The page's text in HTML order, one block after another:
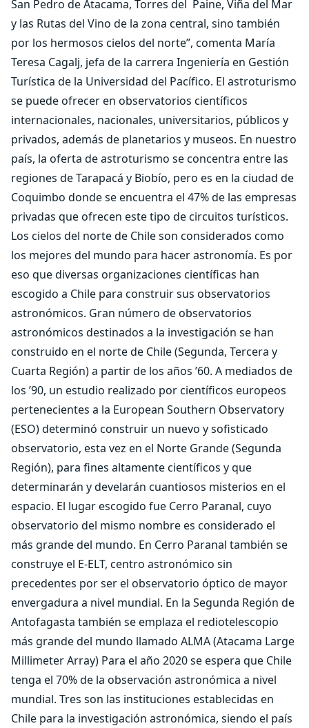
San Pedro de Atacama, Torres del Paine, Viña del Mar
y las Rutas del Vino de la zona central, sino también
por los hermosos cielos del norte”, comenta María
Teresa Cagalj, jefa de la carrera Ingeniería en Gestión
Turística de la Universidad del Pacífico. El astroturismo
se puede ofrecer en observatorios científicos
internacionales, nacionales, universitarios, públicos y
privados, además de planetarios y museos. En nuestro
país, la oferta de astroturismo se concentra entre las
regiones de Tarapacá y Biobío, pero es en la ciudad de
Coquimbo donde se encuentra el 47% de las empresas
privadas que ofrecen este tipo de circuitos turísticos.
Los cielos del norte de Chile son considerados como
los mejores del mundo para hacer astronomía. Es por
eso que diversas organizaciones científicas han
escogido a Chile para construir sus observatorios
astronómicos. Gran número de observatorios
astronómicos destinados a la investigación se han
construido en el norte de Chile (Segunda, Tercera y
Cuarta Región) a partir de los años ’60. A mediados de
los ’90, un estudio realizado por científicos europeos
pertenecientes a la European Southern Observatory
(ESO) determinó construir un nuevo y sofisticado
observatorio, esta vez en el Norte Grande (Segunda
Región), para fines altamente científicos y que
determinarán y develarán cuantiosos misterios en el
espacio. El lugar escogido fue Cerro Paranal, cuyo
observatorio del mismo nombre es considerado el
más grande del mundo. En Cerro Paranal también se
construye el E-ELT, centro astronómico sin
precedentes por ser el observatorio óptico de mayor
envergadura a nivel mundial. En la Segunda Región de
Antofagasta también se emplaza el rediotelescopio
más grande del mundo llamado ALMA (Atacama Large
Millimeter Array) Para el año 2020 se espera que Chile
tenga el 70% de la observación astronómica a nivel
mundial. Tres son las instituciones establecidas en
Chile para la investigación astronómica, siendo el país